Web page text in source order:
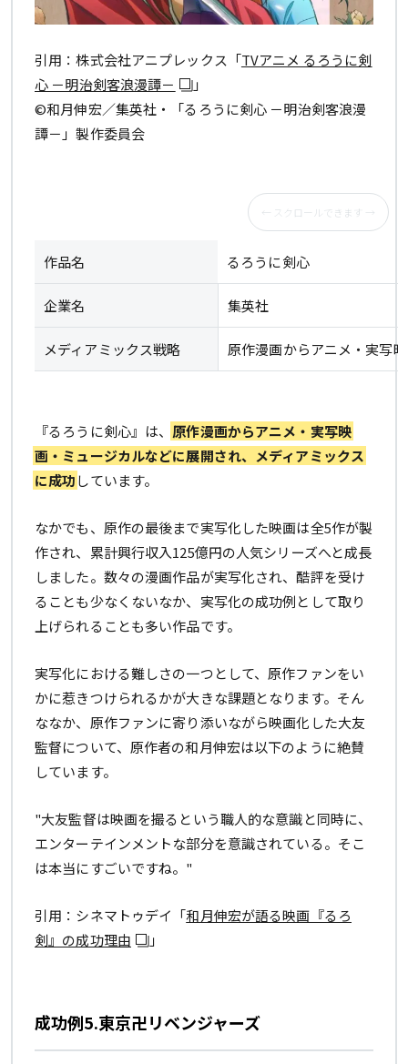
引用：株式会社アニプレックス「TVアニメ るろうに剣
心 －明治剣客浪漫譚－
」
©和月伸宏／集英社・「るろうに剣心 －明治剣客浪漫
譚－」製作委員会
作品名 るろうに剣心
企業名 集英社
メディアミックス戦略 原作漫画からアニメ・実写
『るろうに剣心』は、 原作漫画からアニメ・実写映
画・ミュージカルなどに展開され、メディアミックス
に成功しています。
なかでも、原作の最後まで実写化した映画は全5作が製
作され、累計興行収入125億円の人気シリーズへと成長
しました。数々の漫画作品が実写化され、酷評を受け
ることも少なくないなか、実写化の成功例として取り
上げられることも多い作品です。
実写化における難しさの一つとして、原作ファンをい
かに惹きつけられるかが大きな課題となります。そん
ななか、原作ファンに寄り添いながら映画化した大友
監督について、原作者の和月伸宏は以下のように絶賛
しています。
"大友監督は映画を撮るという職人的な意識と同時に、
エンターテインメントな部分を意識されている。そこ
は本当にすごいですね。"
引用：シネマトゥデイ「和月伸宏が語る映画『るろ
剣』の成功理由
」
成功例5.東京卍リベンジャーズ